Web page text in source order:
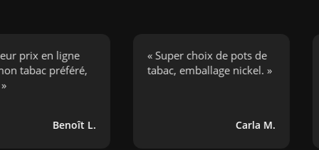
en ligne
préféré,
Benoît L.
« Super choix de pots de
tabac, emballage nickel. »
Carla M.